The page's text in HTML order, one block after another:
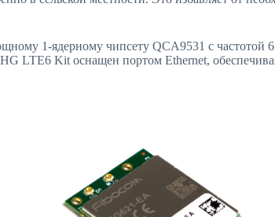
1-ядерному чипсету QCA9531 с
LTE6 Kit оснащен портом Ethernet,